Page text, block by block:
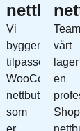
Vi
bygger
tilpassede
WooCommerce
nettbutikk
som
er
vårt
lager
en